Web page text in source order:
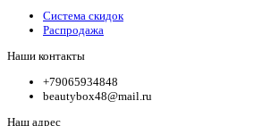
Система скидок
Распродажа
Наши контакты
+79065934848
beautybox48@mail.ru
Наш адрес